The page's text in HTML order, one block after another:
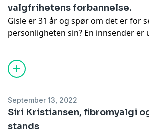
valgfrihetens forbannelse.
Gisle er 31 år og spør om det er for
personligheten sin? En innsender er
hvordan og når han skal fortelle
fra barndommen, og det diskuteres
risikoen for kreft.
Hør episoden i
September 13, 2022
Siri Kristiansen, fibromyalgi
stands